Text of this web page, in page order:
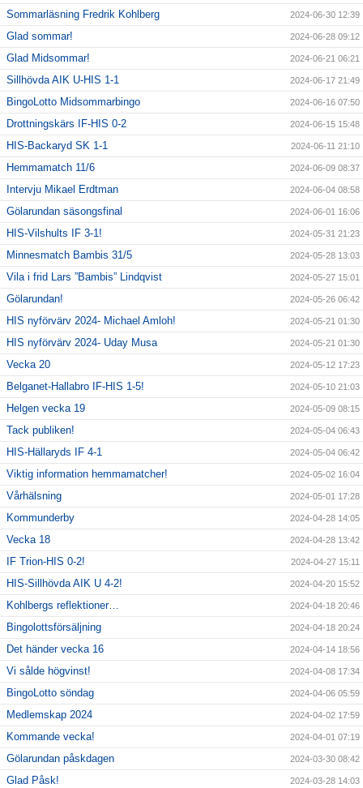
Sommarläsning Fredrik Kohlberg 2024-06-30 12:39
Glad sommar! 2024-06-28 09:12
Glad Midsommar! 2024-06-21 06:21
Sillhövda AIK U-HIS 1-1 2024-06-17 21:49
BingoLotto Midsommarbingo 2024-06-16 07:50
Drottningskärs IF-HIS 0-2 2024-06-15 15:48
HIS-Backaryd SK 1-1 2024-06-11 21:10
Hemmamatch 11/6 2024-06-09 08:37
Intervju Mikael Erdtman 2024-06-04 08:58
Gölarundan säsongsfinal 2024-06-01 16:06
HIS-Vilshults IF 3-1! 2024-05-31 21:23
Minnesmatch Bambis 31/5 2024-05-28 13:03
Vila i frid Lars ”Bambis” Lindqvist 2024-05-27 15:01
Gölarundan! 2024-05-26 06:42
HIS nyförvärv 2024- Michael Amloh! 2024-05-21 01:30
HIS nyförvärv 2024- Uday Musa 2024-05-21 01:30
Vecka 20 2024-05-12 17:23
Belganet-Hallabro IF-HIS 1-5! 2024-05-10 21:03
Helgen vecka 19 2024-05-09 08:15
Tack publiken! 2024-05-04 06:43
HIS-Hällaryds IF 4-1 2024-05-04 06:42
Viktig information hemmamatcher! 2024-05-02 16:04
Vårhälsning 2024-05-01 17:28
Kommunderby 2024-04-28 14:05
Vecka 18 2024-04-28 13:42
IF Trion-HIS 0-2! 2024-04-27 15:11
HIS-Sillhövda AIK U 4-2! 2024-04-20 15:52
Kohlbergs reflektioner… 2024-04-18 20:46
Bingolottsförsäljning 2024-04-18 20:24
Det händer vecka 16 2024-04-14 18:56
Vi sålde högvinst! 2024-04-08 17:34
BingoLotto söndag 2024-04-06 05:59
Medlemskap 2024 2024-04-02 17:59
Kommande vecka! 2024-04-01 07:19
Gölarundan påskdagen 2024-03-30 08:42
Glad Påsk! 2024-03-28 14:03